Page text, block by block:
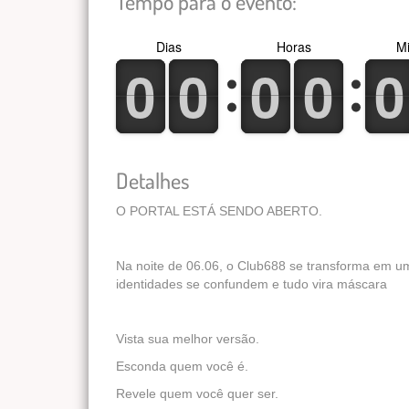
0
0
1
1 0
0
1
1
Dias
0
0
1
1 0
0
1
1
Horas
0
0
1
1
Detalhes
O PORTAL ESTÁ SENDO ABERTO.
Na noite de 06.06, o Club688 se transforma em
identidades se confundem e tudo vira máscara
Vista sua melhor versão.
Esconda quem você é.
Revele quem você quer ser.